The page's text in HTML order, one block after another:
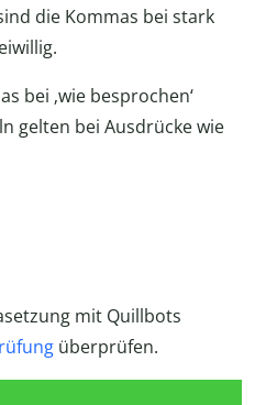
die Kommas bei stark
bei ‚wie besprochen‘
gelten bei Ausdrücke wie
mit Quillbots
überprüfen.